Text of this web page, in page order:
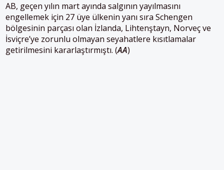
AB, geçen yılın mart ayında salgının yayılmasını
engellemek için 27 üye ülkenin yanı sıra Schengen
bölgesinin parçası olan İzlanda, Lihtenştayn, Norveç ve
İsviçre’ye zorunlu olmayan seyahatlere kısıtlamalar
getirilmesini kararlaştırmıştı. (AA)